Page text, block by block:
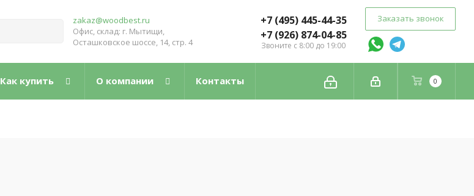
zakaz@woodbest.ru
Офис, склад: г. Мытищи,
Осташковское шоссе, 14, стр. 4
+7 (495) 445-44-35
+7 (926) 874-04-85
Звоните с 8:00 до 19:00
Заказать звонок
0
Как купить О компании Контакты